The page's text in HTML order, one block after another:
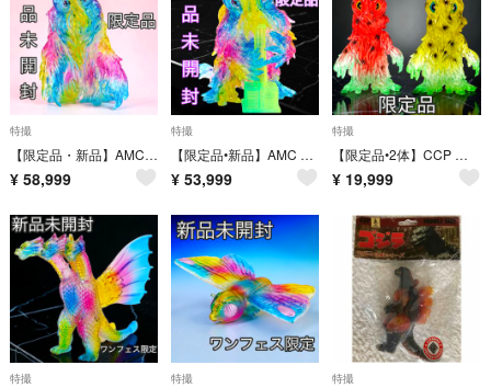
特撮
【限定品・新品】AMC ヘドラ成長期 DROP CANDY クリア Ver.【CCPJAPAN直販限定カラー】
¥ 58,999
特撮
【限定品•新品】AMC 煙突ヘドラ DROP CANDY クリア Ver.【CCPJAPAN直販限定カラー】ワンフェス限定 ソフビ
¥ 53,999
特撮
【限定品•2体】CCP ミドルサイズシリーズ ヘドラ すいか クリア Ver. 黄色すいか クリア Ver. 昭和の怪獣シリーズ
¥ 19,999
特撮 特撮 特撮